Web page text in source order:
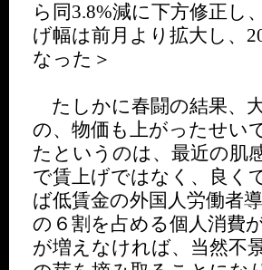
ら同3.8%減に下方修正し
げ幅は前月より拡大し、
なった＞
たしかに春闘の結果、
の、物価も上がったせい
たというのは、最近の肌
で賃上げではなく、良く
ば低賃金の外国人労働者
の６割を占める個人消費
が増えなければ、当然不